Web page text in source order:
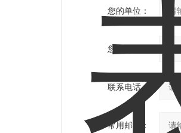
您的单位：
您的姓名：
联系电话：
常用邮箱：